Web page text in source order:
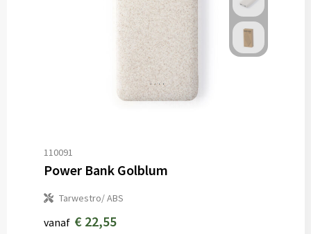
110091
Power Bank Golblum
Tarwestro/ ABS
vanaf € 22,55